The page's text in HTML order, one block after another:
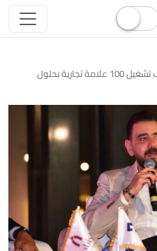
جورج ميتري: "نورث سكوير مول" يستهدف تشغيل 100 علامة تجارية بحلول